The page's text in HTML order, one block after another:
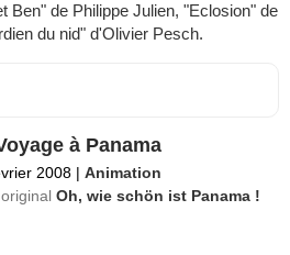
Ben" de Philippe Julien, "Eclosion" de
du nid" d'Olivier Pesch.
à Panama
2008 | Animation
originalOh, wie schön ist Panama !